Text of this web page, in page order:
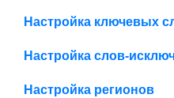
Настройка ключевых
Настройка слов-
Настройка регионов